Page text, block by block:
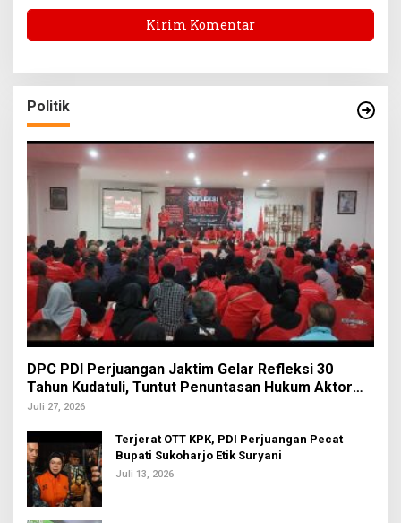
Politik
DPC PDI Perjuangan Jaktim Gelar Refleksi 30
Tahun Kudatuli, Tuntut Penuntasan Hukum Aktor
Intelektual
Juli 27, 2026
Terjerat OTT KPK, PDI Perjuangan Pecat
Bupati Sukoharjo Etik Suryani
Juli 13, 2026